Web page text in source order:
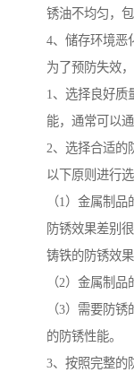
锈油不均匀，
4、储存环境恶
为了预防失效
1、选择良好质
能，通常可以
2、选择合适的
以下原则进行选
（1）金属制
防锈效果差别
铸铁的防锈效
（2）金属制
（3）需要防
的防锈性能。
3、按照完整的